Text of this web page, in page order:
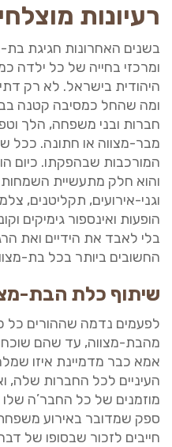
רעיונות
בשנים האחרונות חגיגת
ומרכזי בחייה של כל ילדה
היהודית בישראל. לא רק
ומה שהחל כמסיבה קטנה
חברות ובני משפחה, הלך
מבר-מצווה או חתונה. ככל
המורכבות שבהפקתו. כיום
והוא חלק מתעשיית
וגני-אירועים, תקליטנים,
הופעות ואינספור גימיקים
בלי לאבד את הידיים ואת
החשובים ביותר בכל בת-
שיתוף כלת הבת-
לפעמים נדמה שההורים כל
מהבת-מצווה, עד שהם
אמא כבר מדמיינת איזו
העיניים לכל החברות שלה,
מוזמנים של כל החבר’ה שלו
ספק שמדובר באירוע
חייבים לזכור שבסופו של